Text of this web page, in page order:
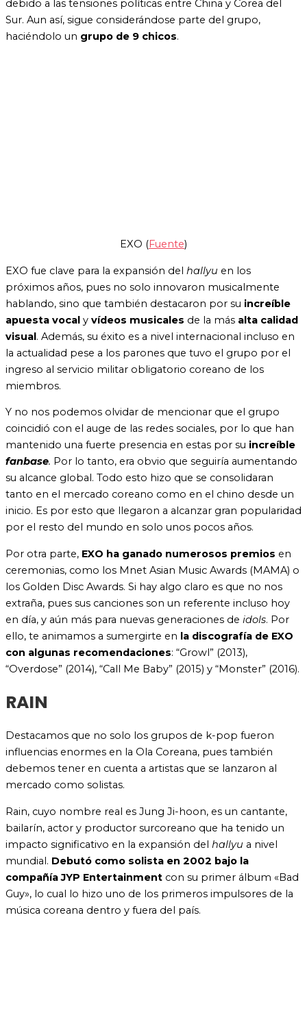
debido a las tensiones políticas entre China y Corea del
Sur. Aun así, sigue considerándose parte del grupo,
haciéndolo un grupo de 9 chicos.
EXO (Fuente)
EXO fue clave para la expansión del hallyu en los
próximos años, pues no solo innovaron musicalmente
hablando, sino que también destacaron por su increíble
apuesta vocal y vídeos musicales de la más alta calidad
visual. Además, su éxito es a nivel internacional incluso en
la actualidad pese a los parones que tuvo el grupo por el
ingreso al servicio militar obligatorio coreano de los
miembros.
Y no nos podemos olvidar de mencionar que el grupo
coincidió con el auge de las redes sociales, por lo que han
mantenido una fuerte presencia en estas por su increíble
fanbase. Por lo tanto, era obvio que seguiría aumentando
su alcance global. Todo esto hizo que se consolidaran
tanto en el mercado coreano como en el chino desde un
inicio. Es por esto que llegaron a alcanzar gran popularidad
por el resto del mundo en solo unos pocos años.
Por otra parte, EXO ha ganado numerosos premios en
ceremonias, como los Mnet Asian Music Awards (MAMA) o
los Golden Disc Awards. Si hay algo claro es que no nos
extraña, pues sus canciones son un referente incluso hoy
en día, y aún más para nuevas generaciones de idols. Por
ello, te animamos a sumergirte en la discografía de EXO
con algunas recomendaciones: “Growl” (2013),
“Overdose” (2014), “Call Me Baby” (2015) y “Monster” (2016).
RAIN
Destacamos que no solo los grupos de k-pop fueron
influencias enormes en la Ola Coreana, pues también
debemos tener en cuenta a artistas que se lanzaron al
mercado como solistas.
Rain, cuyo nombre real es Jung Ji-hoon, es un cantante,
bailarín, actor y productor surcoreano que ha tenido un
impacto significativo en la expansión del hallyu a nivel
mundial. Debutó como solista en 2002 bajo la
compañía JYP Entertainment con su primer álbum «Bad
Guy», lo cual lo hizo uno de los primeros impulsores de la
música coreana dentro y fuera del país.